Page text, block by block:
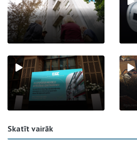
Skatīt vairāk